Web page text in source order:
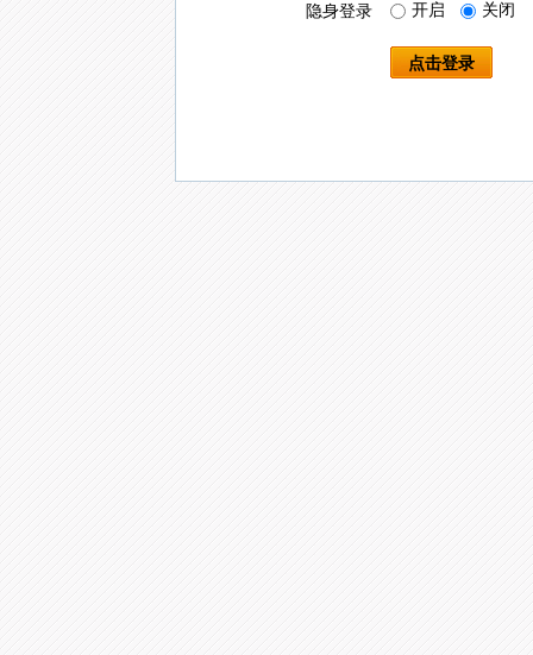
隐身登录 开启 关闭
点击登录